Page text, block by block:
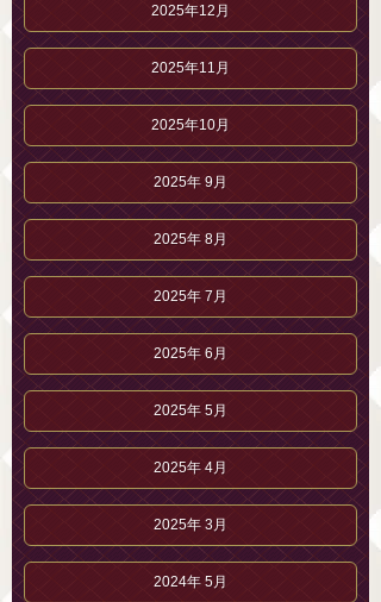
2025年12月
2025年11月
2025年10月
2025年 9月
2025年 8月
2025年 7月
2025年 6月
2025年 5月
2025年 4月
2025年 3月
2024年 5月